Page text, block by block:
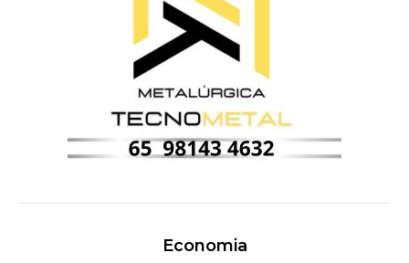
Economia